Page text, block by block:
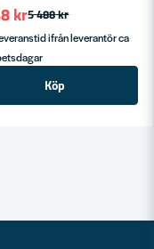
5 488 kr
kr
ifrån leverantör ca
Köp